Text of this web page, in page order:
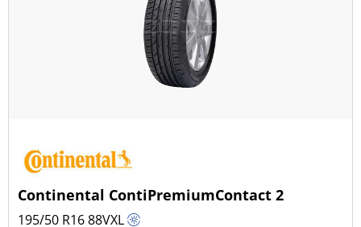
Continental ContiPremiumContact 2
195/50 R1688VXL